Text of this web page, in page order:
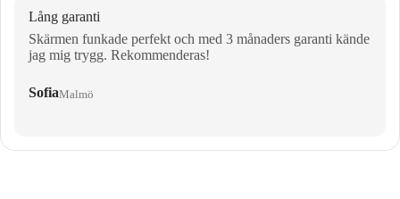
Lång garanti
Skärmen funkade perfekt och med 3 månaders garanti kände
jag mig trygg. Rekommenderas!
SofiaMalmö